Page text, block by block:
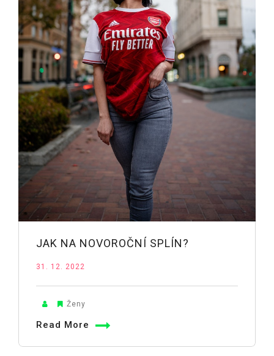
JAK NA NOVOROČNÍ SPLÍN?
31. 12. 2022
Ženy
Read More